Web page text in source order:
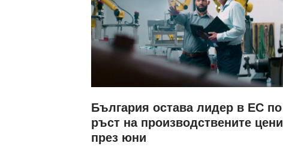
България остава лидер в ЕС по
ръст на производствените цени
през юни